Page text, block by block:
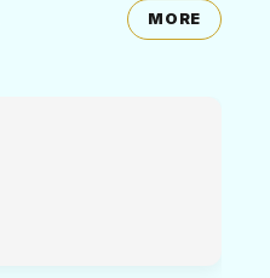
MORE